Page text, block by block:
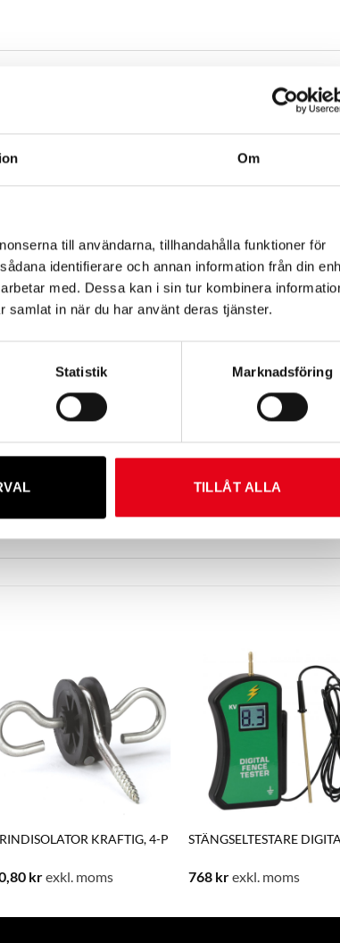
Om
till användarna, tillhandahålla funktioner för
identifierare och annan information från din
med. Dessa kan i sin tur kombinera
samlat in när du har använt deras tjänster.
Statistik Marknadsföring
TILLÅT ALLA
personer kan komma i kontakt med stängslet.
KRAFTIG, 4-P
krexkl. moms
STÄNGSELTESTARE
768 krexkl. moms